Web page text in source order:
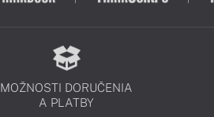
MOŽNOSTI DORUČENIA
A PLATBY